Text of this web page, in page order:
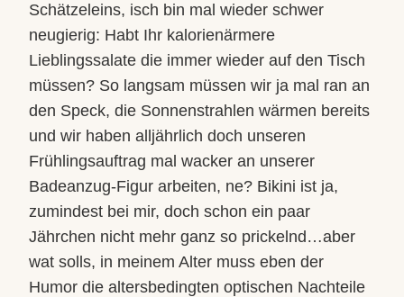
Schätzeleins, isch bin mal wieder schwer
neugierig: Habt Ihr kalorienärmere
Lieblingssalate die immer wieder auf den Tisch
müssen? So langsam müssen wir ja mal ran an
den Speck, die Sonnenstrahlen wärmen bereits
und wir haben alljährlich doch unseren
Frühlingsauftrag mal wacker an unserer
Badeanzug-Figur arbeiten, ne? Bikini ist ja,
zumindest bei mir, doch schon ein paar
Jährchen nicht mehr ganz so prickelnd…aber
wat solls, in meinem Alter muss eben der
Humor die altersbedingten optischen Nachteile